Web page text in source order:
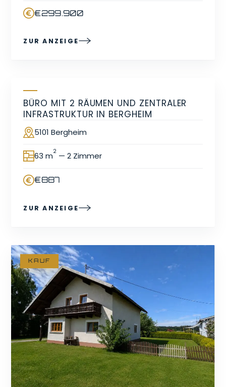
Preis
€299.900
ZUR ANZEIGE
BÜRO MIT 2 RÄUMEN UND ZENTRALER
INFRASTRUKTUR IN BERGHEIM
Ort5101 Bergheim
Fläche
63 m2 — 2 Zimmer
Preis
€887
ZUR ANZEIGE
KAUF